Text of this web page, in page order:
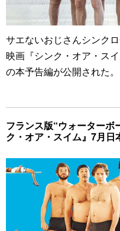
サエないおじさんシンク
映画『シンク・オア・ス
の本予告編が公開された。
フランス版“ウォーターボ
ク・オア・スイム』7月日